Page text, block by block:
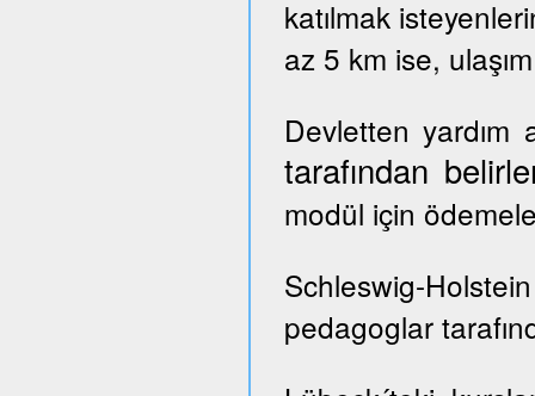
katılmak
az 5 km ise,
Devletten
tarafından
modül için
Schleswig-
pedagoglar